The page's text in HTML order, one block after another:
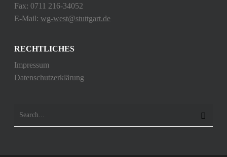
Fax: 0711 216-34052
E-Mail: wg-west@stuttgart.de
RECHTLICHES
Impressum
Datenschutzerklärung